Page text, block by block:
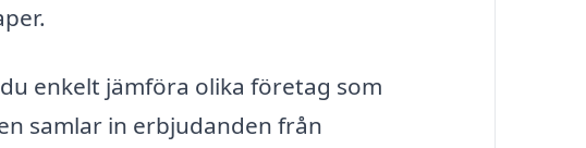
enkelt jämföra olika företag som
samlar in erbjudanden från